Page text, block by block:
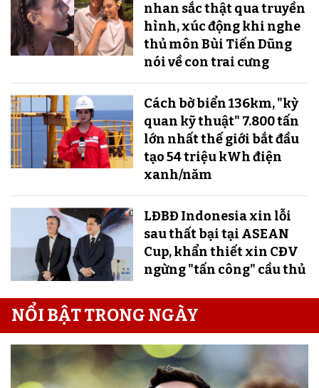
nhan sắc thật qua truyền
hình, xúc động khi nghe
thủ môn Bùi Tiến Dũng
nói về con trai cưng
Cách bờ biển 136km, "kỳ
quan kỹ thuật" 7.800 tấn
lớn nhất thế giới bắt đầu
tạo 54 triệu kWh điện
xanh/năm
LĐBĐ Indonesia xin lỗi
sau thất bại tại ASEAN
Cup, khẩn thiết xin CĐV
ngừng "tấn công" cầu thủ
NỔI BẬT TRONG NGÀY